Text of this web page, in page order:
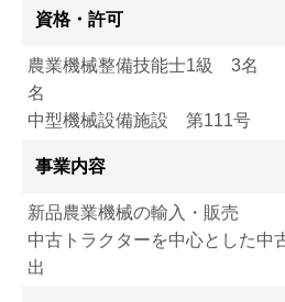
資格・許可
農業機械整備技能士1級 3
名
中型機械設備施設 第111号
事業内容
新品農業機械の輸入・販売
中古トラクターを中心とした中
出